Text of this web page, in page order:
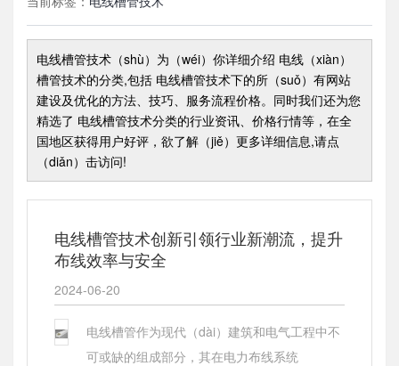
电线槽管技术（shù） 为（wéi）你详细介绍 电线（xiàn）
槽管技术的分类,包括 电线槽管技术下的所（suǒ）有网站
建设及优化的方法、技巧、服务流程价格。同时我们还为您
精选了 电线槽管技术分类的行业资讯、价格行情等，在全
国地区获得用户好评，欲了解（jiě）更多详细信息,请点
（diǎn）击访问!
电线槽管技术创新引领行业新潮流，提升
布线效率与安全
2024-06-20
电线槽管作为现代（dài）建筑和电气工程中不
可或缺的组成部分，其在电力布线系统